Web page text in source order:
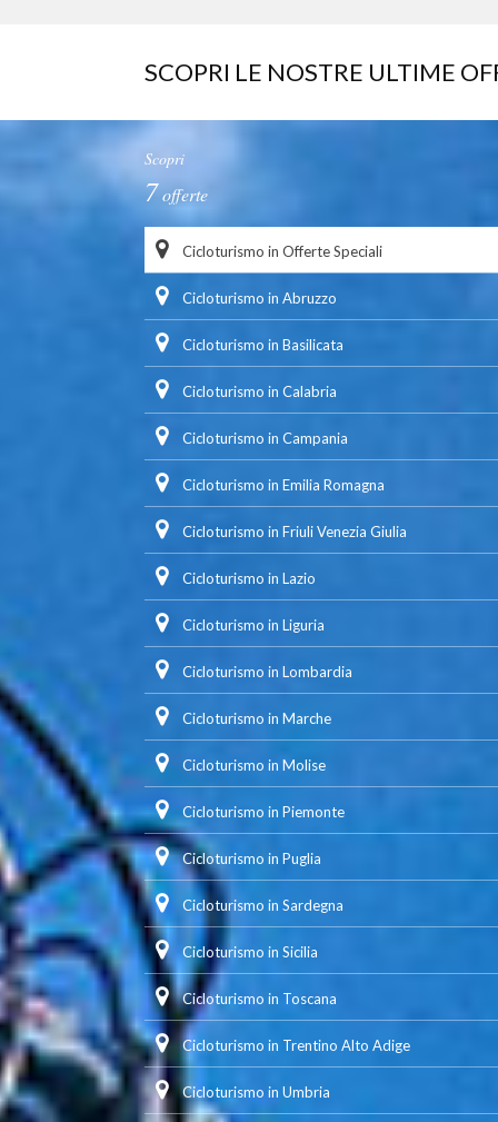
SCOPRI LE NOSTRE ULTIME
Scopri
7offerte
Cicloturismo in Offerte Speciali
Cicloturismo in Abruzzo
Cicloturismo in Basilicata
Cicloturismo in Calabria
Cicloturismo in Campania
Cicloturismo in Emilia Romagna
Cicloturismo in Friuli Venezia Giulia
Cicloturismo in Lazio
Cicloturismo in Liguria
Cicloturismo in Lombardia
Cicloturismo in Marche
Cicloturismo in Molise
Cicloturismo in Piemonte
Cicloturismo in Puglia
Cicloturismo in Sardegna
Cicloturismo in Sicilia
Cicloturismo in Toscana
Cicloturismo in Trentino Alto Adige
Cicloturismo in Umbria